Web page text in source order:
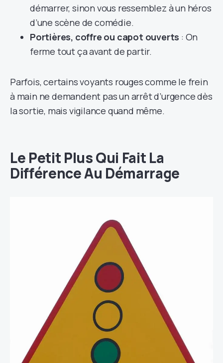
démarrer, sinon vous ressemblez à un héros
d’une scène de comédie.
Portières, coffre ou capot ouverts : On
ferme tout ça avant de partir.
Parfois, certains voyants rouges comme le frein
à main ne demandent pas un arrêt d’urgence dès
la sortie, mais vigilance quand même.
Le Petit Plus Qui Fait La
Différence Au Démarrage